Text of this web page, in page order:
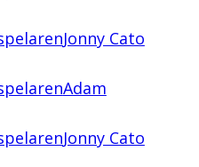
Jonny Cato
Adam
Jonny Cato